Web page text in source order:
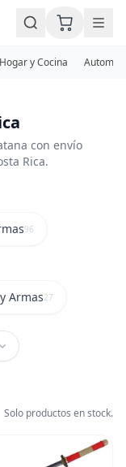
Hogar y Cocina
con envío
Rica.
96
Armas27
Solo productos en stock.